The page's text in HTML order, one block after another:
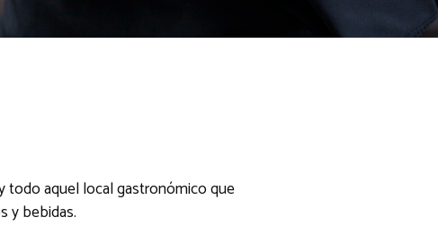
todo aquel local gastronómico que
y bebidas.